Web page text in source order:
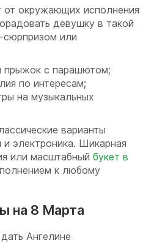
от окружающих исполнения
девушку в такой
сюрпризом или
прыжок с парашютом;
по интересам;
на музыкальных
варианты
электроника. Шикарная
или масштабный букет в
к любому
на 8 Марта
Ангелине